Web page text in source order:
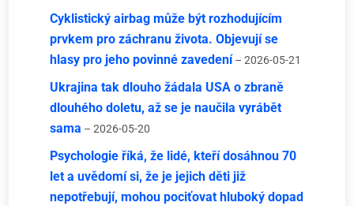
Cyklistický airbag může být rozhodujícím
prvkem pro záchranu života. Objevují se
hlasy pro jeho povinné zavedení – 2026-05-21
Ukrajina tak dlouho žádala USA o zbraně
dlouhého doletu, až se je naučila vyrábět
sama – 2026-05-20
Psychologie říká, že lidé, kteří dosáhnou 70
let a uvědomí si, že je jejich děti již
nepotřebují, mohou pociťovat hluboký dopad